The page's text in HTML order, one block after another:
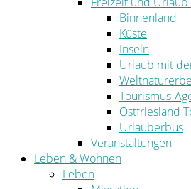
Binnenland
Küste
Inseln
Urlaub mit
Tourismus-
Ostfriesland
Urlauberbus
Veranstaltungen
Leben & Wohnen
Leben